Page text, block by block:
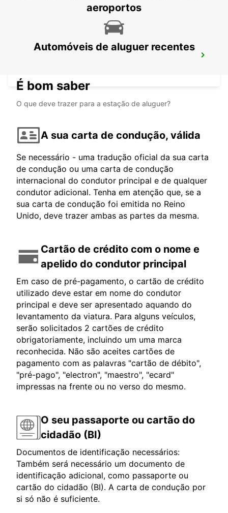
aeroportos
Automóveis de aluguer recentes
É bom saber
O que deve trazer para a estação de aluguer?
A sua carta de condução, válida
Se necessário - uma tradução oficial da sua carta
de condução ou uma carta de condução
internacional do condutor principal e de qualquer
condutor adicional. Tenha em atenção que, se a
sua carta de condução foi emitida no Reino
Unido, deve trazer ambas as partes da mesma.
Cartão de crédito com o nome e
apelido do condutor principal
Em caso de pré-pagamento, o cartão de crédito
utilizado deve estar em nome do condutor
principal e deve ser apresentado aquando do
levantamento da viatura. Para alguns veículos,
serão solicitados 2 cartões de crédito
obrigatoriamente, incluindo um uma marca
reconhecida. Não são aceites cartões de
pagamento com as palavras "cartão de débito",
"pré-pago", "electron", "maestro", "ecard"
impressas na frente ou no verso do mesmo.
O seu passaporte ou cartão do
cidadão (BI)
Documentos de identificação necessários:
Também será necessário um documento de
identificação adicional, como passaporte ou
cartão do cidadão (BI). A carta de condução por
si só não é suficiente.